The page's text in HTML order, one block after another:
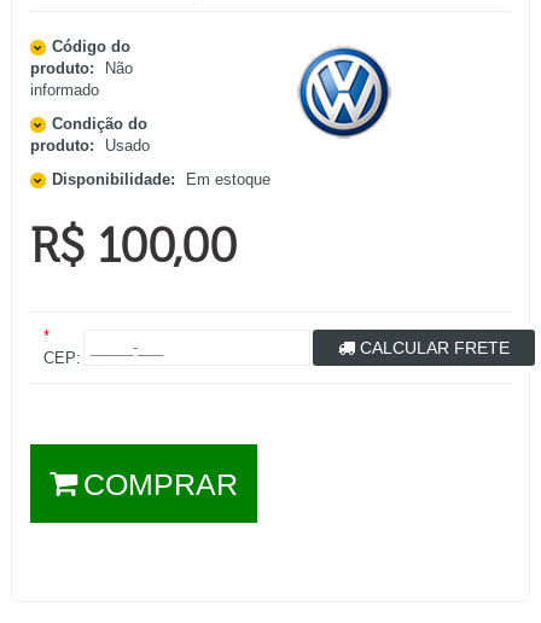
Código do
produto:
Não
informado
Condição do
produto:
Usado
Disponibilidade:
Em estoque
R$ 100,00
*
CEP:
CALCULAR FRETE
COMPRAR